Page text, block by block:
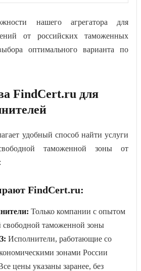
нашего агрегатора для
от российских таможенных
оптимального варианта по
FindCert.ru для
удобный способ найти услуги
таможенной зоны от
FindCert.ru:
Только компании с опытом
свободной таможенной зоны
Исполнители, работающие со
зонами России
цены указаны заранее, без